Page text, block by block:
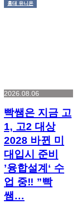
홍대 유니온
2026.08.06
빡쌤은 지금 고
1, 고2 대상
2028 바뀐 미
대입시 준비
’융합설계‘ 수
업 중‼️ ”빡
쌤…